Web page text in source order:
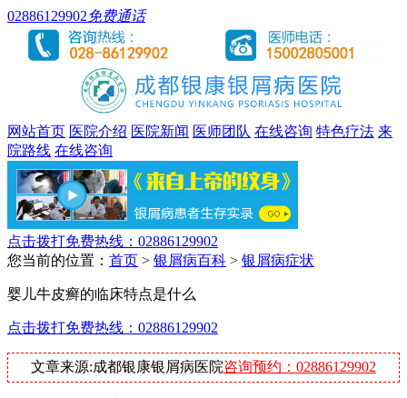
02886129902免费通话
网站首页 医院介绍 医院新闻 医师团队 在线咨询 特色疗法 来
院路线 在线咨询
点击拨打免费热线：02886129902
您当前的位置： 首页 > 银屑病百科 > 银屑病症状
婴儿牛皮癣的临床特点是什么
点击拨打免费热线：02886129902
文章来源:成都银康银屑病医院咨询预约：02886129902